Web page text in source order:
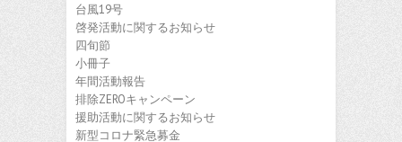
台風19号
啓発活動に関するお知らせ
四旬節
小冊子
年間活動報告
排除ZEROキャンペーン
援助活動に関するお知らせ
新型コロナ緊急募金